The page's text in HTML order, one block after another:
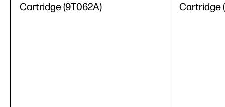
Cartridge (9T062A)
Cartridge